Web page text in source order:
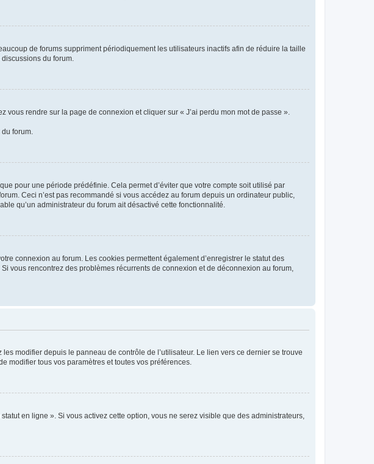
de forums suppriment périodiquement les utilisateurs inactifs afin de réduire la taille
du forum.
rendre sur la page de connexion et cliquer sur « J’ai perdu mon mot de passe ».
forum.
pour une période prédéfinie. Cela permet d’éviter que votre compte soit utilisé par
Ceci n’est pas recommandé si vous accédez au forum depuis un ordinateur public,
qu’un administrateur du forum ait désactivé cette fonctionnalité.
connexion au forum. Les cookies permettent également d’enregistrer le statut des
vous rencontrez des problèmes récurrents de connexion et de déconnexion au forum,
modifier depuis le panneau de contrôle de l’utilisateur. Le lien vers ce dernier se trouve
modifier tous vos paramètres et toutes vos préférences.
en ligne ». Si vous activez cette option, vous ne serez visible que des administrateurs,